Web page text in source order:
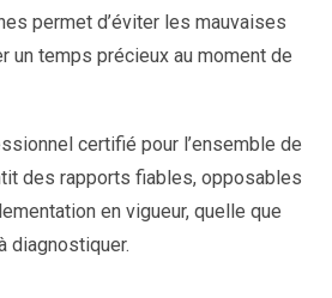
permet d’éviter les mauvaises
un temps précieux au moment de
certifié pour l’ensemble de
des rapports fiables, opposables
en vigueur, quelle que
diagnostiquer.